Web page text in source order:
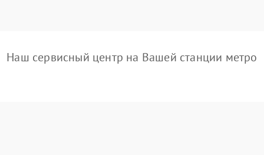
Наш сервисный центр на Вашей станции метро